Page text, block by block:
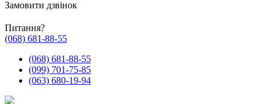
Замовити дзвінок
Питання?
(068) 681-88-55
(068) 681-88-55
(099) 701-75-85
(063) 680-19-94